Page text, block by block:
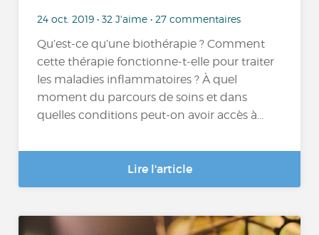
24 oct. 2019 • 32 J'aime • 27 commentaires
Qu’est-ce qu’une biothérapie ? Comment
cette thérapie fonctionne-t-elle pour traiter
les maladies inflammatoires ? À quel
moment du parcours de soins et dans
quelles conditions peut-on avoir accès à...
Lire l'article